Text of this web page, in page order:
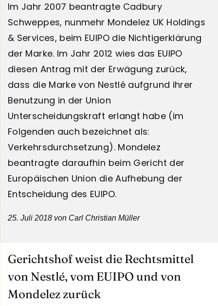
Im Jahr 2007 beantragte Cadbury
Schweppes, nunmehr Mondelez UK Holdings
& Services, beim EUIPO die Nichtigerklärung
der Marke. Im Jahr 2012 wies das EUIPO
diesen Antrag mit der Erwägung zurück,
dass die Marke von Nestlé aufgrund ihrer
Benutzung in der Union
Unterscheidungskraft erlangt habe (im
Folgenden auch bezeichnet als:
Verkehrsdurchsetzung). Mondelez
beantragte daraufhin beim Gericht der
Europäischen Union die Aufhebung der
Entscheidung des EUIPO.
25. Juli 2018 von Carl Christian Müller
Gerichtshof weist die Rechtsmittel
von Nestlé, vom EUIPO und von
Mondelez zurück